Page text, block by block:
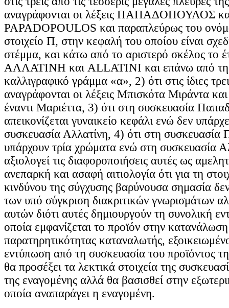
αναγράφονται οι λέξεις ΠΑΠΑΔΟΠΟΥΛΟΣ
PAPADOPOULOS και παραπλεύρως του
στοιχείο Π, στην κεφαλή του οποίου είναι
στέμμα, και κάτω από το αριστερό σκέλος το
ΑΛΛΑΤΙΝΗ και ALLATINI και επάνω από τη
καλλιγραφικό γράμμα «α», 2) ότι στις ίδιες
αναγράφονται οι λέξεις Μπισκότα Μιράντα
έναντι Μαριέττα, 3) ότι στη συσκευασία
απεικονίζεται γυναικείο κεφάλι ενώ δεν
συσκευασία Αλλατίνη, 4) ότι στη
υπάρχουν τρία χρώματα ενώ στη συσκευασία
αξιολογεί τις διαφοροποιήσεις αυτές ως
ανεπαρκή και ασαφή αιτιολογία ότι για τη
κινδύνου της σύγχυσης βαρύνουσα σημασία
των υπό σύγκριση διακριτικών γνωρισμάτων
αυτών διότι αυτές δημιουργούν τη συνολική
οποία εμφανίζεται το προϊόν στην
παρατηρητικότητας καταναλωτής,
εντύπωση από τη συσκευασία του προϊόντος
θα προσέξει τα λεκτικά στοιχεία της
της εναγομένης αλλά θα βασισθεί στην
οποία αναπαράγει η εναγομένη.